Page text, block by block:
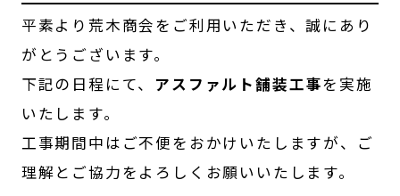
平素より荒木商会をご利用いただき、誠にあり
がとうございます。
下記の日程にて、 アスファルト舗装工事を実施
いたします。
工事期間中はご不便をおかけいたしますが、ご
理解とご協力をよろしくお願いいたします。